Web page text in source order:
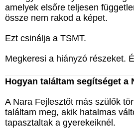
amelyek elsőre teljesen
össze nem rakod a képet.
Ezt csinálja a TSMT.
Megkeresi a hiányzó részeket.
Hogyan találtam segítséget a
A Nara Fejlesztőt más szülők
találtam meg, akik hatalmas
tapasztaltak a gyerekeiknél.